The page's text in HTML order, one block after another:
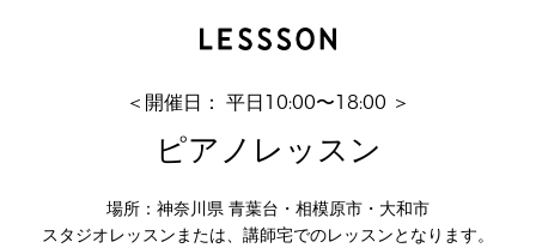
ピアノレッスン
＜開催日： 平日10:00〜18:00 ＞
ピアノレッスン
場所：神奈川県 青葉台・相模原市・大和市
スタジオレッスンまたは、講師宅でのレッスンとなります。